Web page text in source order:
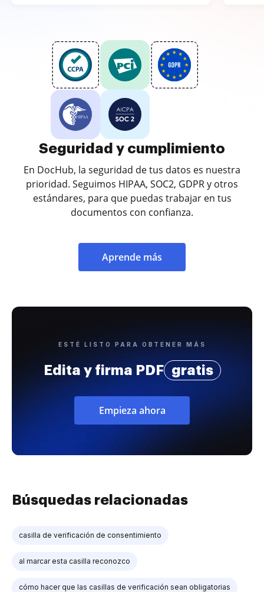
Seguridad y cumplimiento
En DocHub, la seguridad de tus datos es nuestra
prioridad. Seguimos HIPAA, SOC2, GDPR y otros
estándares, para que puedas trabajar en tus
documentos con confianza.
Aprende más
ESTÉ LISTO PARA OBTENER MÁS
Edita y firma PDF gratis
Empieza ahora
Búsquedas relacionadas
casilla de verificación de consentimiento
al marcar esta casilla reconozco
cómo hacer que las casillas de verificación sean obligatorias